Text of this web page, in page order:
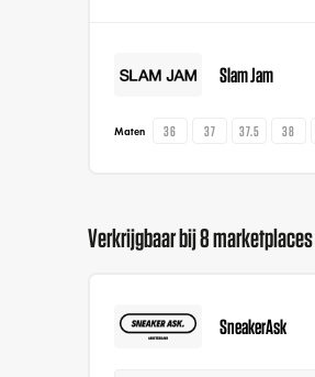
Slam Jam
Maten 36 37 37.5 38
Verkrijgbaar bij 8 marketplaces
SneakerAsk